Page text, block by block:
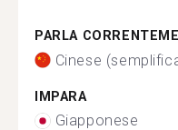
PARLA
Cinese
IMPARA
Giapponese